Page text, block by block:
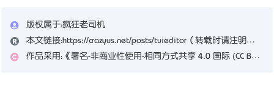
版权属于：疯狂老司机
本文链接：https://crazyus.net/posts/tuieditor （转载时请注明本文出处及文章链接）
作品采用： 《署名-非商业性使用-相同方式共享 4.0 国际 (CC BY-NC-SA 4.0)